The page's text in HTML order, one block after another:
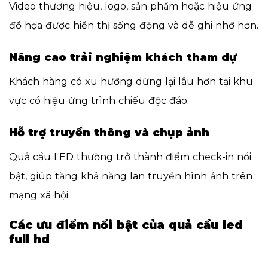
Video thương hiệu, logo, sản phẩm hoặc hiệu ứng
đồ họa được hiển thị sống động và dễ ghi nhớ hơn.
Nâng cao trải nghiệm khách tham dự
Khách hàng có xu hướng dừng lại lâu hơn tại khu
vực có hiệu ứng trình chiếu độc đáo.
Hỗ trợ truyền thông và chụp ảnh
Quả cầu LED thường trở thành điểm check-in nổi
bật, giúp tăng khả năng lan truyền hình ảnh trên
mạng xã hội.
Các ưu điểm nổi bật của quả cầu led
full hd